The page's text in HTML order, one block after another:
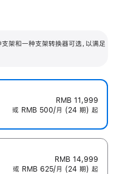
和一种支架转换器可选，以满足
RMB 11,999
或 RMB 500/月 (24 期) 起
RMB 14,999
或 RMB 625/月 (24 期) 起